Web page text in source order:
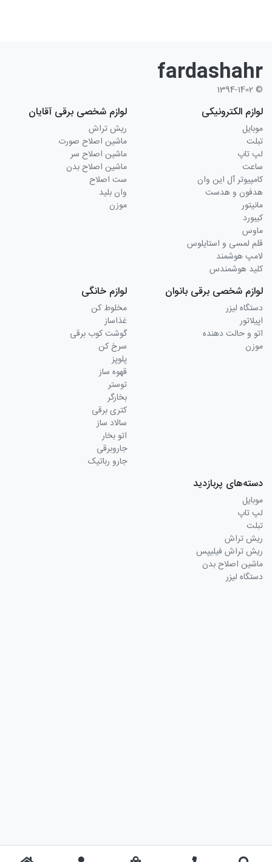
fardashahr
© 1394-1402
لوازم الکترونیکی
موبایل
تبلت
لپ تاپ
ساعت
کامپیوتر آل این وان
هدفون و هدست
مانیتور
کیبورد
ماوس
قلم لمسی و استایلوس
لامپ هوشمند
کلید هوشمندس
لوازم شخصی برقی آقایان
ریش تراش
ماشین اصلاح صورت
ماشین اصلاح سر
ماشین اصلاح بدن
ست اصلاح
وان بلید
موزن
لوازم شخصی برقی بانوان
دستگاه لیزر
اپیلاتور
اتو و حالت دهنده
موزن
لوازم خانگی
مخلوط کن
غذاساز
گوشت کوب برقی
سرخ کن
پلوپز
قهوه ساز
توستر
بخارگر
کتری برقی
سالاد ساز
اتو بخار
جاروبرقی
جارو رباتیک
دسته‌های پربازدید
موبایل
لپ تاپ
تبلت
ریش تراش
ریش تراش فیلیپس
ماشین اصلاح بدن
دستگاه لیزر